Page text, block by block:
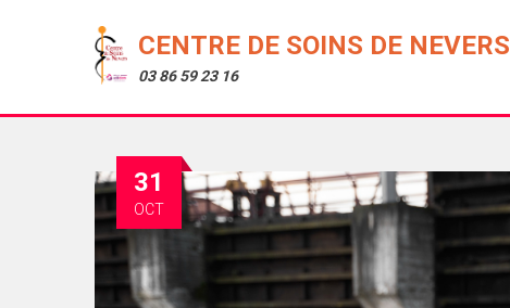
CENTRE DE SOINS DE NEVERS
03 86 59 23 16
31
OCT